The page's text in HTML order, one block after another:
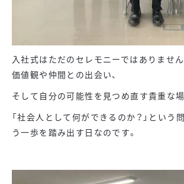
入社式はただのセレモニーではありませ
価値観や仲間との出会い、
そして自分の可能性を見つめ直す貴重な場
「社会人として何ができるのか？」という
う一歩を踏み出す日なのです。